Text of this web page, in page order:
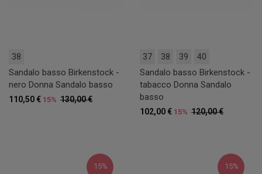
38
Sandalo basso Birkenstock -
nero Donna Sandalo basso
130,00 €
110,50 € 15%
37 38 39 40
Sandalo basso Birkenstock -
tabacco Donna Sandalo
basso
120,00 €
102,00 € 15%
15% 15%